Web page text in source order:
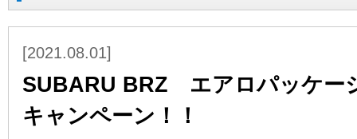
[2021.08.01]
SUBARU BRZ エアロパッケー
キャンペーン！！